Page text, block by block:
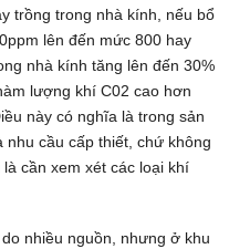
trồng trong nhà kính, nếu bổ
lên đến mức 800 hay
nhà kính tăng lên đến 30%
lượng khí C02 cao hơn
này có nghĩa là trong sản
cầu cấp thiết, chứ không
cần xem xét các loại khí
nhiều nguồn, nhưng ở khu